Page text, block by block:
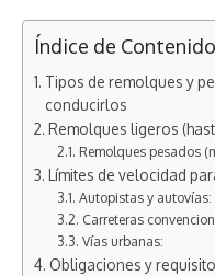
Índice de
Tipos de remolques y
conducirlos
Remolques ligeros
Remolques pesados
Límites de velocidad
Autopistas y autovías:
Carreteras
Vías urbanas:
Obligaciones y